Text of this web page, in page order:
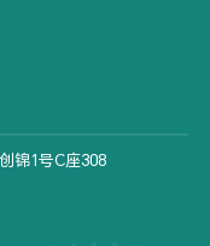
锦1号C座308